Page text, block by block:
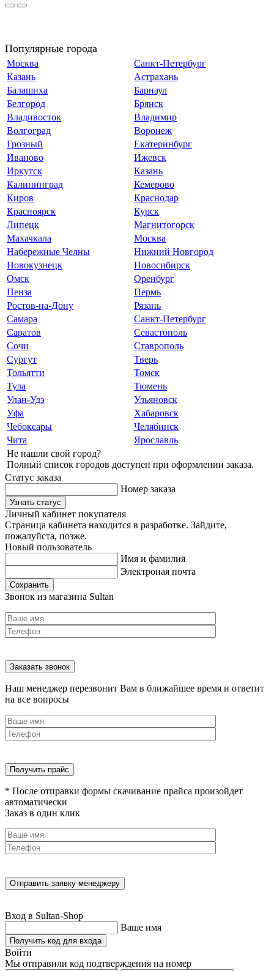
Популярные города
Москва
Санкт-Петербург
Казань
Астрахань
Балашиха
Барнаул
Белгород
Брянск
Владивосток
Владимир
Волгоград
Воронеж
Грозный
Екатеринбург
Иваново
Ижевск
Иркутск
Казань
Калининград
Кемерово
Киров
Краснодар
Красноярск
Курск
Липецк
Магнитогорск
Махачкала
Москва
Набережные Челны
Нижний Новгород
Новокузнецк
Новосибирск
Омск
Оренбург
Пенза
Пермь
Ростов-на-Дону
Рязань
Самара
Санкт-Петербург
Саратов
Севастополь
Сочи
Ставрополь
Сургут
Тверь
Тольятти
Томск
Тула
Тюмень
Улан-Удэ
Ульяновск
Уфа
Хабаровск
Чебоксары
Челябинск
Чита
Ярославль
Не нашли свой город?
Полный список городов доступен при оформлении заказа.
Статус заказа
Номер заказа
Узнать статус
Личный кабинет покупателя
Страница кабинета находится в разработке. Зайдите,
пожалуйста, позже.
Новый пользователь
Имя и фамилия
Электроная почта
Сохранить
Звонок из магазина Sultan
Наш менеджер перезвонит Вам в ближайшее время и ответит
на все вопросы
* После отправки формы скачивание прайса произойдет
автоматически
Заказ в один клик
Вход в Sultan-Shop
Ваше имя
Получить код для входа
Войти
Мы отправили код подтверждения на номер